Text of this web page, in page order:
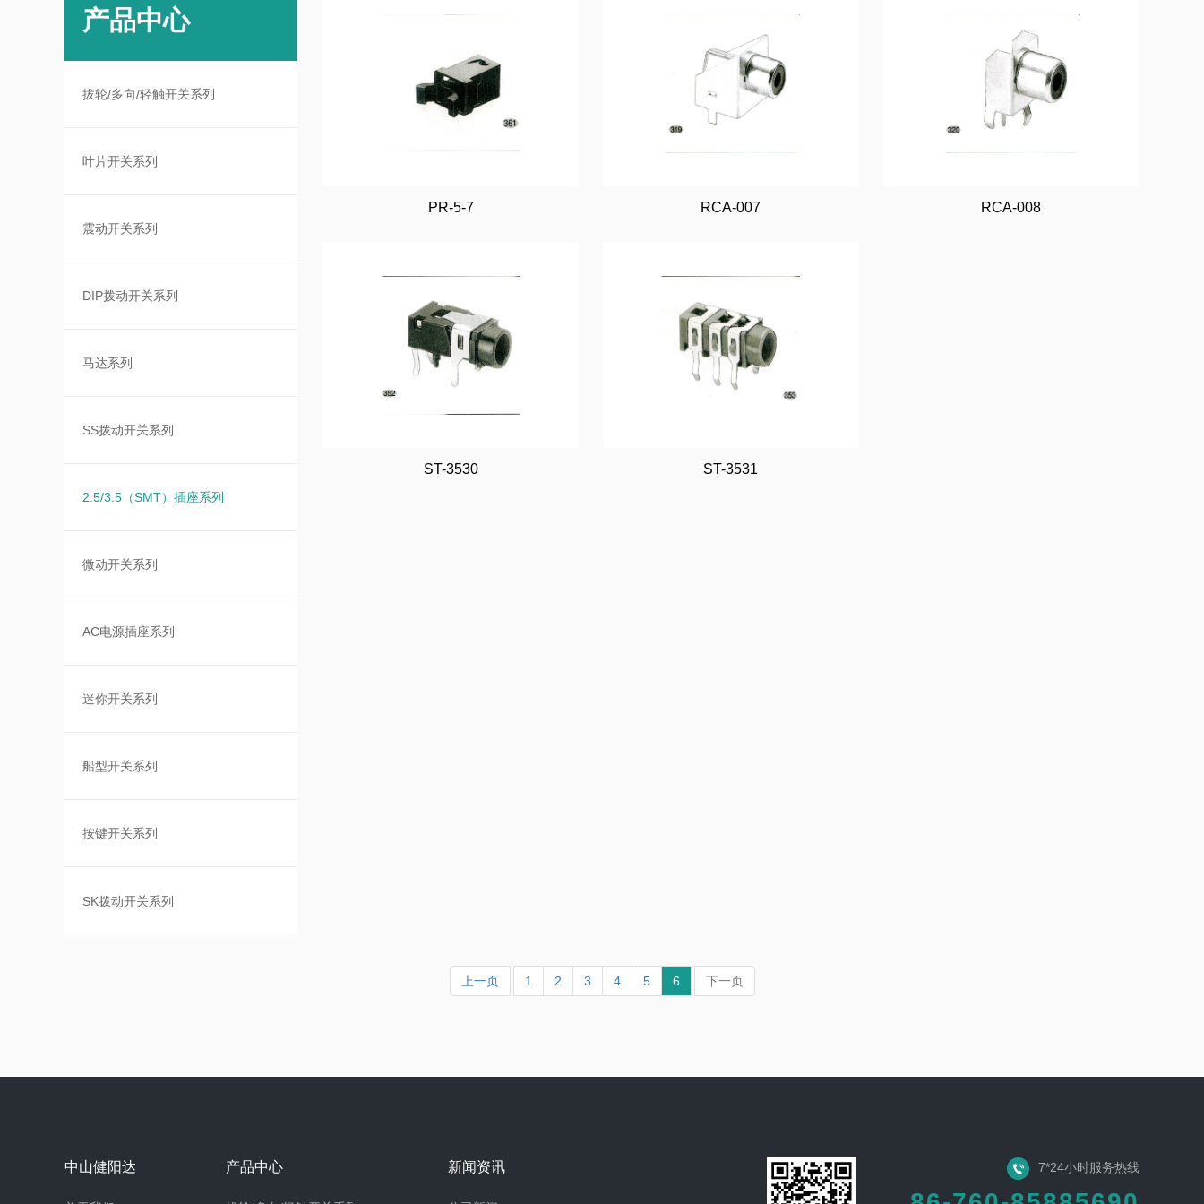
产品中心
拔轮/多向/轻触开关系列
叶片开关系列
震动开关系列
DIP拨动开关系列
马达系列
SS拨动开关系列
2.5/3.5（SMT）插座系列
微动开关系列
AC电源插座系列
迷你开关系列
船型开关系列
按键开关系列
SK拨动开关系列
PR-5-7 RCA-007 RCA-008
ST-3530 ST-3531
上一页 1 2 3 4 5 6 下一页
中山健阳达 产品中心 新闻资讯 7*24小时服务热线